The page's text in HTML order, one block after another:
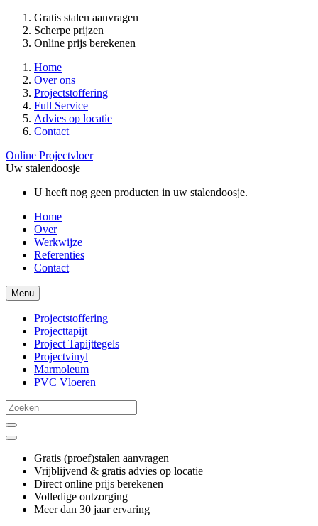
Gratis stalen aanvragen
Scherpe prijzen
Online prijs berekenen
Home
Over ons
Projectstoffering
Full Service
Advies op locatie
Contact
Online Projectvloer
Uw stalendoosje
U heeft nog geen producten in uw stalendoosje.
Home
Over
Werkwijze
Referenties
Contact
Menu
Projectstoffering
Projecttapijt
Project Tapijttegels
Projectvinyl
Marmoleum
PVC Vloeren
Gratis (proef)stalen aanvragen
Vrijblijvend & gratis advies op locatie
Direct online prijs berekenen
Volledige ontzorging
Meer dan 30 jaar ervaring